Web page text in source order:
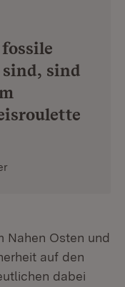
sind
Nahen Osten und
auf den
dabei